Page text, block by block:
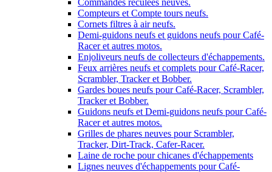
Commandes reculées neuves.
Compteurs et Compte tours neufs.
Cornets filtres à air neufs.
Demi-guidons neufs et guidons neufs pour Café-
Racer et autres motos.
Enjoliveurs neufs de collecteurs d'échappements.
Feux arrières neufs et complets pour Café-Racer,
Scrambler, Tracker et Bobber.
Gardes boues neufs pour Café-Racer, Scrambler,
Tracker et Bobber.
Guidons neufs et Demi-guidons neufs pour Café-
Racer et autres motos.
Grilles de phares neuves pour Scrambler,
Tracker, Dirt-Track, Cafer-Racer.
Laine de roche pour chicanes d'échappements
Lignes neuves d'échappements pour Café-